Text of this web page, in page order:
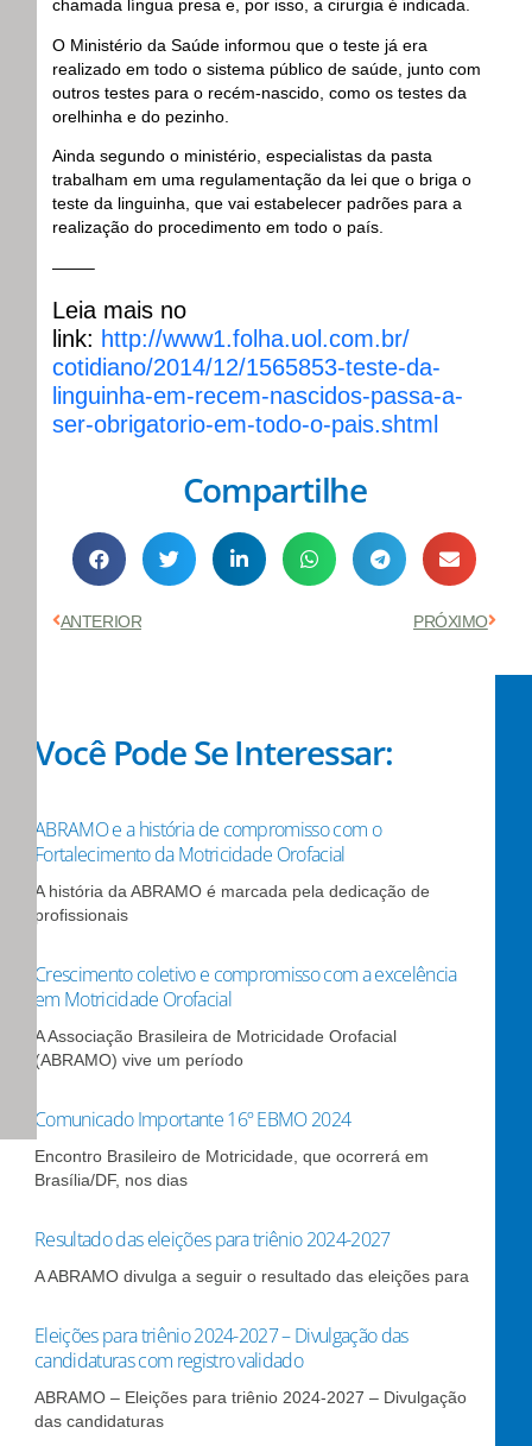
chamada língua presa e, por isso, a cirurgia é indicada.
O Ministério da Saúde informou que o teste já era
realizado em todo o sistema público de saúde, junto com
outros testes para o recém-nascido, como os testes da
orelhinha e do pezinho.
Ainda segundo o ministério, especialistas da pasta
trabalham em uma regulamentação da lei que o briga o
teste da linguinha, que vai estabelecer padrões para a
realização do procedimento em todo o país.
——–
Leia mais no
link: http://www1.folha.uol.com.br/
cotidiano/2014/12/1565853-teste-da-
linguinha-em-recem-nascidos-passa-a-
ser-obrigatorio-em-todo-o-pais.shtml
Compartilhe
Anterior
ANTERIOR PRÓXIMO
Você Pode Se Interessar:
ABRAMO e a história de compromisso com o
Fortalecimento da Motricidade Orofacial
A história da ABRAMO é marcada pela dedicação de
profissionais
Crescimento coletivo e compromisso com a excelência
em Motricidade Orofacial
A Associação Brasileira de Motricidade Orofacial
(ABRAMO) vive um período
Comunicado Importante 16º EBMO 2024
Encontro Brasileiro de Motricidade, que ocorrerá em
Brasília/DF, nos dias
Resultado das eleições para triênio 2024-2027
A ABRAMO divulga a seguir o resultado das eleições para
Eleições para triênio 2024-2027 – Divulgação das
candidaturas com registro validado
ABRAMO – Eleições para triênio 2024-2027 – Divulgação
das candidaturas